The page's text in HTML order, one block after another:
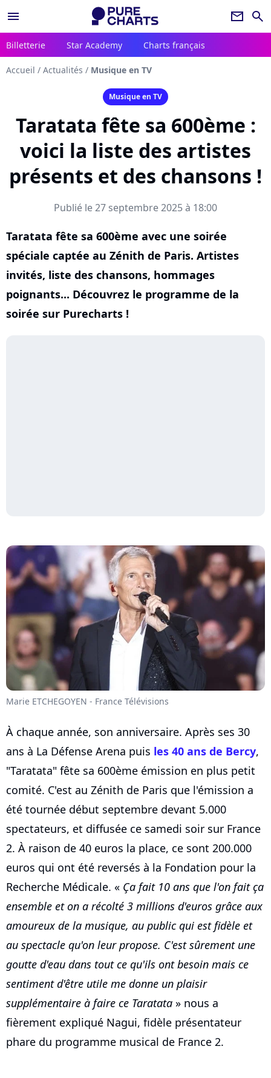
menu newsletter search
Billetterie Star Academy Charts français
Accueil / Actualités / Musique en TV
Musique en TV
Taratata fête sa 600ème :
voici la liste des artistes
présents et des chansons !
Publié le 27 septembre 2025 à 18:00
Taratata fête sa 600ème avec une soirée
spéciale captée au Zénith de Paris. Artistes
invités, liste des chansons, hommages
poignants... Découvrez le programme de la
soirée sur Purecharts !
Marie ETCHEGOYEN - France Télévisions
À chaque année, son anniversaire. Après ses 30
ans à La Défense Arena puis les 40 ans de Bercy,
"Taratata" fête sa 600ème émission en plus petit
comité. C'est au Zénith de Paris que l'émission a
été tournée début septembre devant 5.000
spectateurs, et diffusée ce samedi soir sur France
2. À raison de 40 euros la place, ce sont 200.000
euros qui ont été reversés à la Fondation pour la
Recherche Médicale. « Ça fait 10 ans que l'on fait ça
ensemble et on a récolté 3 millions d'euros grâce aux
amoureux de la musique, au public qui est fidèle et
au spectacle qu'on leur propose. C'est sûrement une
goutte d'eau dans tout ce qu'ils ont besoin mais ce
sentiment d'être utile me donne un plaisir
supplémentaire à faire ce Taratata » nous a
fièrement expliqué Nagui, fidèle présentateur
phare du programme musical de France 2.